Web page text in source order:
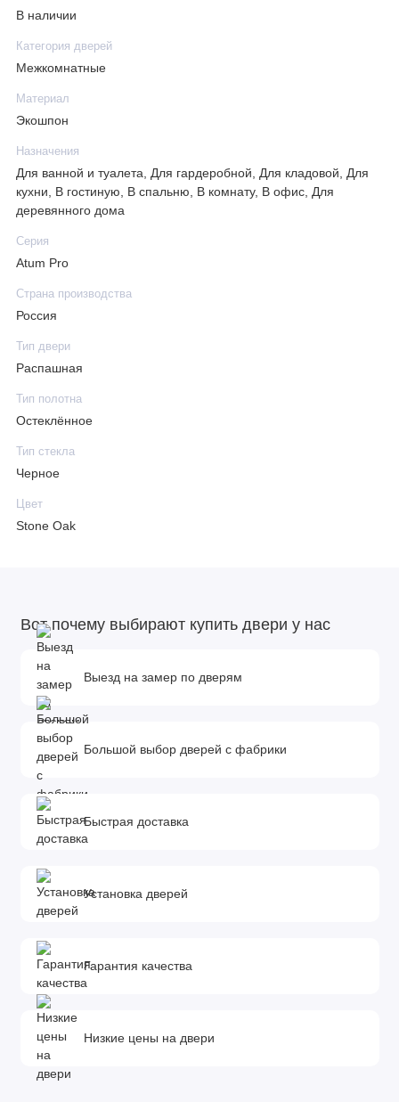
В наличии
Категория дверей
Межкомнатные
Материал
Экошпон
Назначения
Для ванной и туалета, Для гардеробной, Для кладовой, Для
кухни, В гостиную, В спальню, В комнату, В офис, Для
деревянного дома
Серия
Atum Pro
Страна производства
Россия
Тип двери
Распашная
Тип полотна
Остеклённое
Тип стекла
Черное
Цвет
Stone Oak
Вот почему выбирают купить двери у нас
Выезд на замер по дверям
Большой выбор дверей с фабрики
Быстрая доставка
Установка дверей
Гарантия качества
Низкие цены на двери